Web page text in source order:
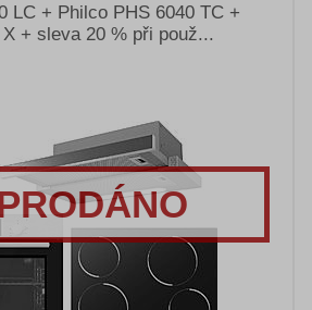
LC + Philco PHS 6040 TC +
+ sleva 20 % při použ...